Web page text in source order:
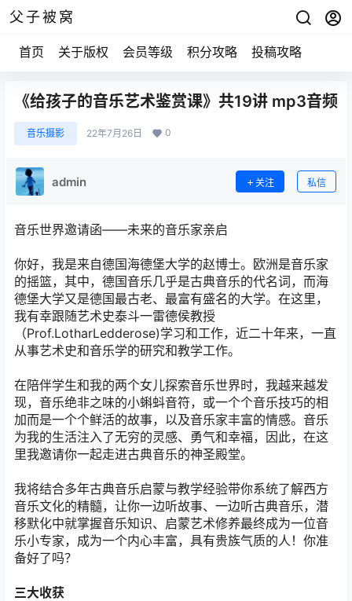
父子被窝
首页 关于版权 会员等级 积分攻略 投稿攻略
《给孩子的音乐艺术鉴赏课》共19讲 mp3音频
音乐摄影 22年7月26日 0
admin 关注 私信
音乐世界邀请函——未来的音乐家亲启
你好，我是来自德国海德堡大学的赵博士。欧洲是音乐家
的摇篮，其中，德国音乐几乎是古典音乐的代名词，而海
德堡大学又是德国最古老、最富有盛名的大学。在这里，
我有幸跟随艺术史泰斗一雷德侯教授
（Prof.LotharLedderose)学习和工作，近二十年来，一直
从事艺术史和音乐学的研究和教学工作。
在陪伴学生和我的两个女儿探索音乐世界时，我越来越发
现，音乐绝非之味的小蝌蚪音符，或一个个音乐技巧的相
加而是一个个鲜活的故事，以及音乐家丰富的情感。音乐
为我的生活注入了无穷的灵感、勇气和幸福，因此，在这
里我邀请你一起走进古典音乐的神圣殿堂。
我将结合多年古典音乐启蒙与教学经验带你系统了解西方
音乐文化的精髓，让你一边听故事、一边听古典音乐，潜
移默化中就掌握音乐知识、启蒙艺术修养最终成为一位音
乐小专家，成为一个内心丰富，具有贵族气质的人！你准
备好了吗？
三大收获